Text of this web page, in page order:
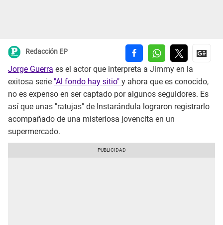
Redacción EP
Jorge Guerra es el actor que interpreta a Jimmy en la
exitosa serie "Al fondo hay sitio" y ahora que es conocido,
no es expenso en ser captado por algunos seguidores. Es
así que unas "ratujas" de Instarándula lograron registrarlo
acompañado de una misteriosa jovencita en un
supermercado.